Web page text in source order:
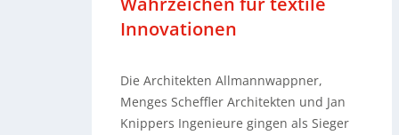
Innovationen
Die Architekten Allmannwappner,
Menges Scheffler Architekten und Jan
Knippers Ingenieure gingen als Sieger